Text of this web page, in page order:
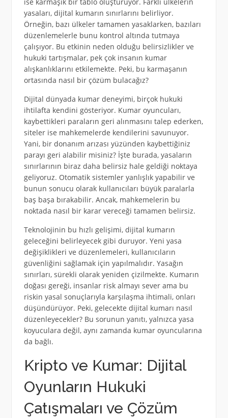
ise karmaşık bir tablo oluşturuyor. Farklı ülkelerin
yasaları, dijital kumarın sınırlarını belirliyor.
Örneğin, bazı ülkeler tamamen yasaklarken, bazıları
düzenlemelerle bunu kontrol altında tutmaya
çalışıyor. Bu etkinin neden olduğu belirsizlikler ve
hukuki tartışmalar, pek çok insanın kumar
alışkanlıklarını etkilemekte. Peki, bu karmaşanın
ortasında nasıl bir çözüm bulacağız?
Dijital dünyada kumar deneyimi, birçok hukuki
ihtilafta kendini gösteriyor. Kumar oyuncuları,
kaybettikleri paraların geri alınmasını talep ederken,
siteler ise mahkemelerde kendilerini savunuyor.
Yani, bir donanım arızası yüzünden kaybettiğiniz
parayı geri alabilir misiniz? İşte burada, yasaların
sınırlarının biraz daha belirsiz hale geldiği noktaya
geliyoruz. Otomatik sistemler yanlışlık yapabilir ve
bunun sonucu olarak kullanıcıları büyük paralarla
baş başa bırakabilir. Ancak, mahkemelerin bu
noktada nasıl bir karar vereceği tamamen belirsiz.
Teknolojinin bu hızlı gelişimi, dijital kumarın
geleceğini belirleyecek gibi duruyor. Yeni yasa
değişiklikleri ve düzenlemeleri, kullanıcıların
güvenliğini sağlamak için yapılmalıdır. Yasağın
sınırları, sürekli olarak yeniden çizilmekte. Kumarın
doğası gereği, insanlar risk almayı sever ama bu
riskin yasal sonuçlarıyla karşılaşma ihtimali, onları
düşündürüyor. Peki, gelecekte dijital kumarı nasıl
düzenleyecekler? Bu sorunun yanıtı, yalnızca yasa
koyuculara değil, aynı zamanda kumar oyuncularına
da bağlı.
Kripto ve Kumar: Dijital
Oyunların Hukuki
Çatışmaları ve Çözüm